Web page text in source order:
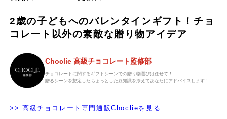
2歳の子どもへのバレンタインギフト！チョ
コレート以外の素敵な贈り物アイデア
Choclie 高級チョコレート監修部
チョコレートに関するギフトシーンでの贈り物選びは任せて！
贈るシーンを想定したちょっとした豆知識を添えてあなたにアドバイスします！
>> 高級チョコレート専門通販Choclieを見る